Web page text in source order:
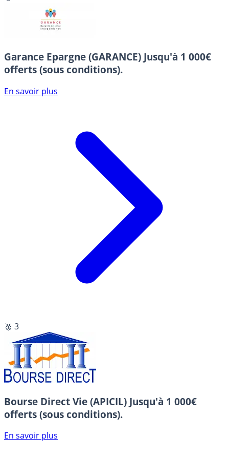
Garance Epargne (GARANCE) Jusqu'à 1 000€
offerts (sous conditions).
En savoir plus
🥉 3
Bourse Direct Vie (APICIL) Jusqu'à 1 000€
offerts (sous conditions).
En savoir plus